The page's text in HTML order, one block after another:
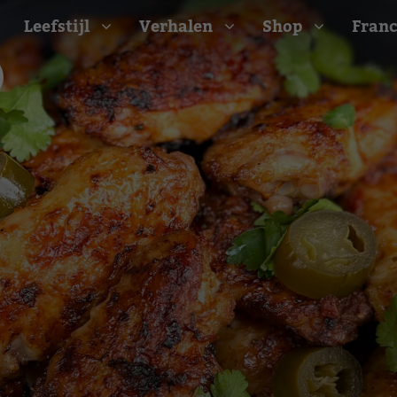
Barbecue recepten
Camping recepten
Picknick recepten
Salade recepten
Zomer recepten
Bekijk alle recepten
Leefstijl Verhalen Shop